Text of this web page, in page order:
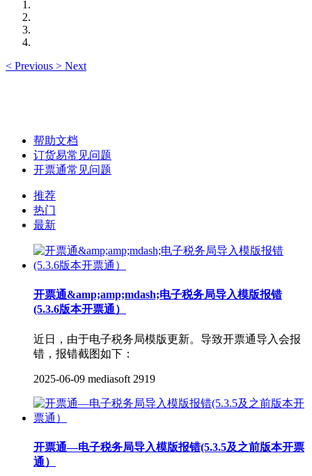
< Previous > Next
帮助文档
订货易常见问题
开票通常见问题
推荐
热门
最新
开票通&amp;amp;mdash;电子税务局导入模版报错
(5.3.6版本开票通）
近日，由于电子税务局模版更新。导致开票通导入会报
错，报错截图如下：
2025-06-09 mediasoft 2919
开票通—电子税务局导入模版报错(5.3.5及之前版本开票
通）